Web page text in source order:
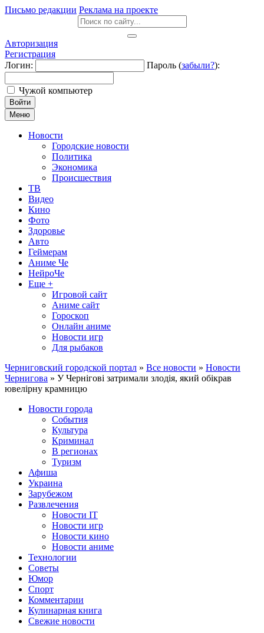
Письмо редакции Реклама на проекте
Авторизация
Регистрация
Логин:
Пароль (забыли?):
Чужой компьютер
Войти
Меню
Новости
Городские новости
Политика
Экономика
Происшествия
ТВ
Видео
Кино
Фото
Здоровье
Авто
Геймерам
Аниме Че
НейроЧе
Еще +
Игровой сайт
Аниме сайт
Гороскоп
Онлайн аниме
Новости игр
Для рыбаков
Черниговский городской портал » Все новости » Новости
Чернигова » У Чернігові затримали злодія, який обікрав
ювелірну крамницю
Новости города
События
Культура
Криминал
В регионах
Туризм
Афиша
Украина
Зарубежом
Развлечения
Новости IT
Новости игр
Новости кино
Новости аниме
Технологии
Советы
Юмор
Спорт
Комментарии
Кулинарная книга
Свежие новости